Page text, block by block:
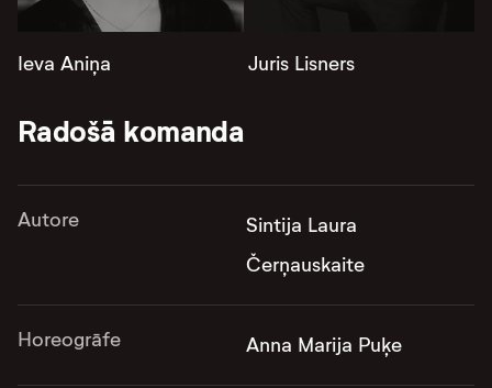
Ieva Aniņa Juris Lisners
Radošā komanda
Autore
Sintija Laura
Čerņauskaite
Horeogrāfe Anna Marija Puķe